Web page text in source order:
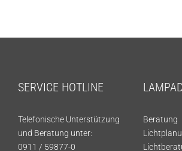
SERVICE HOTLINE
Telefonische Unterstützung
und Beratung unter:
0911 / 59877-0
Beratung